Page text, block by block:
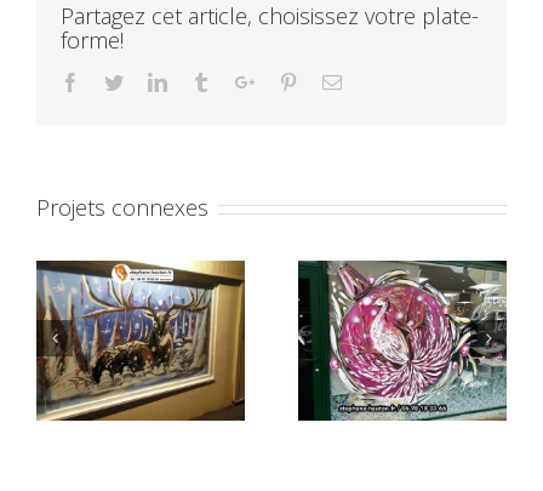
Partagez cet article, choisissez votre plate-
forme!
Facebook
TwitterLinkedinTumblrGoogle+PinterestEmail
Projets connexes